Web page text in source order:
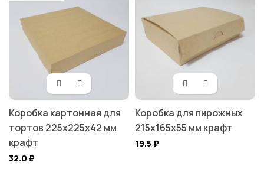
Коробка картонная для
тортов 225х225х42 мм
крафт
32.0 ₽
Коробка для пирожных
215х165х55 мм крафт
19.5 ₽